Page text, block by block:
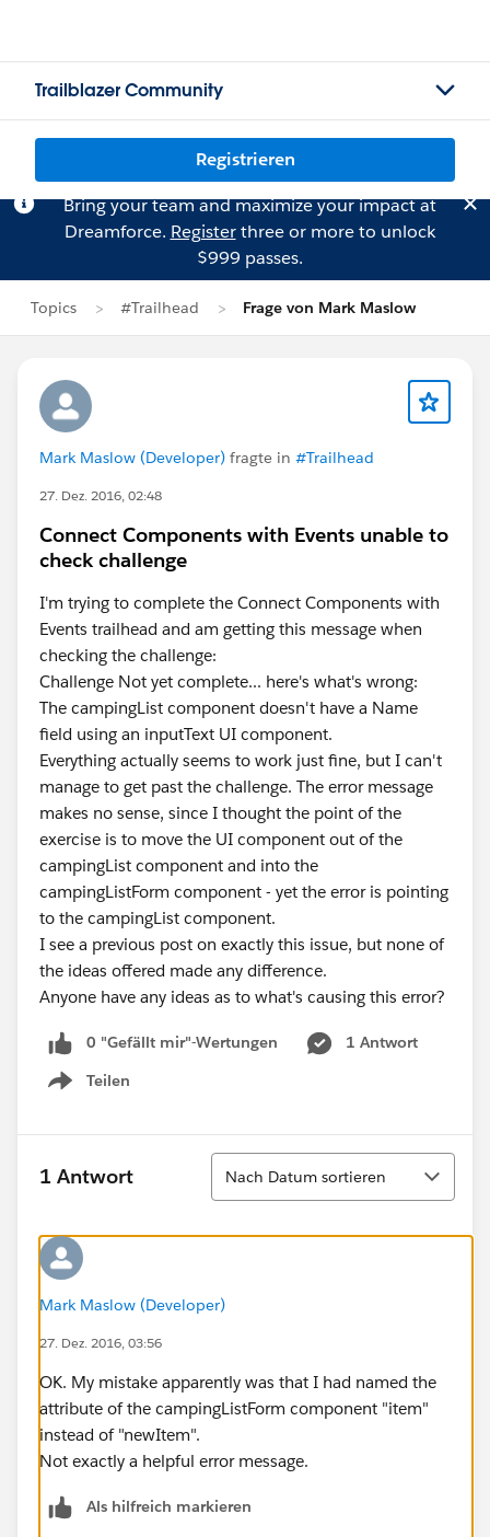
Trailblazer Community
Registrieren
Bring your team and maximize your impact at
Dreamforce. Registerthree or more to unlock
$999 passes.
Topics #Trailhead Frage von Mark Maslow
Mark Maslow (Developer) fragte in #Trailhead
27. Dez. 2016, 02:48
Connect Components with Events unable to
check challenge
I'm trying to complete the Connect Components with
Events trailhead and am getting this message when
checking the challenge:
Challenge Not yet complete... here's what's wrong:
The campingList component doesn't have a Name
field using an inputText UI component.
Everything actually seems to work just fine, but I can't
manage to get past the challenge. The error message
makes no sense, since I thought the point of the
exercise is to move the UI component out of the
campingList component and into the
campingListForm component - yet the error is pointing
to the campingList component.
I see a previous post on exactly this issue, but none of
the ideas offered made any difference.
Anyone have any ideas as to what's causing this error?
0 "Gefällt mir"-Wertungen
1 Antwort
Teilen
Show menu
1 Antwort
Sortieren
Nach Datum sortieren
Mark Maslow (Developer)
27. Dez. 2016, 03:56
OK. My mistake apparently was that I had named the
attribute of the campingListForm component "item"
instead of "newItem".
Not exactly a helpful error message.
Als hilfreich markieren